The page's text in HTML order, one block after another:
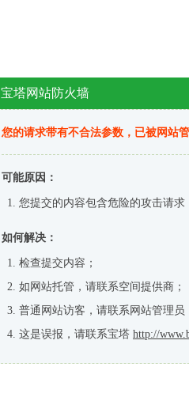
宝塔网站防火墙
您的请求带有不合法参数，已被网站
可能原因：
您提交的内容包含危险的攻击请求
如何解决：
检查提交内容；
如网站托管，请联系空间提供商；
普通网站访客，请联系网站管理员
这是误报，请联系宝塔 http://